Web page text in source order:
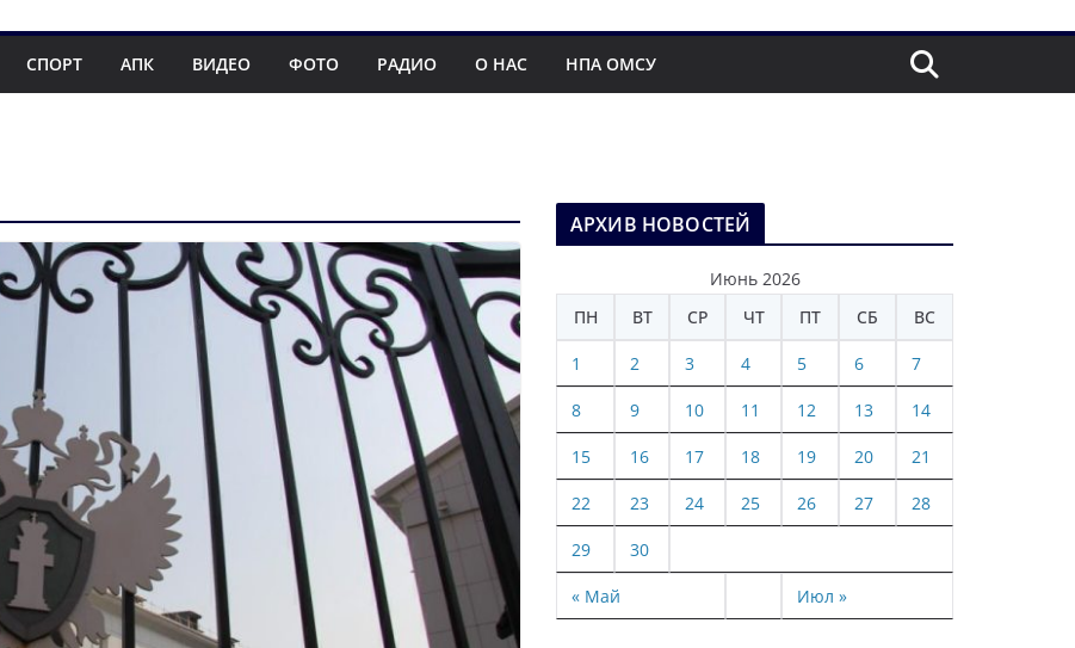
СПОРТ АПК ВИДЕО ФОТО РАДИО О НАС НПА ОМСУ
АРХИВ НОВОСТЕЙ
Июнь 2026
ПН
ВТ СР ЧТ ПТ СБ ВС
« Май Июл »
1 2 3 4 5 6 7
8 9 10 11 12 13 14
15 16 17 18 19 20 21
22 23 24 25 26 27 28
29 30